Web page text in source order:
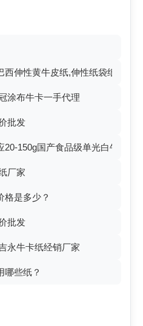
西伸性黄牛皮纸,伸性纸袋纸65-
涂布牛卡一手代理
批发
150g国产食品级单光白牛皮纸
厂家
格是多少？
批发
永牛卡纸经销厂家
哪些纸？